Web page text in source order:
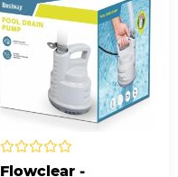
Flowclear -